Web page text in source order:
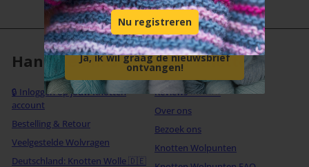
Handige links
🔒 Inloggen op jouw Knotten
account
Bestelling & Retour
Veelgestelde Wolvragen
Deutschland: Knotten Wolle 🇩🇪
Over Knotten
Reviews ⭐⭐⭐⭐⭐
Over ons
Bezoek ons
Knotten Wolpunten
E-mail Adresse
Ja, ik wil graag de nieuwsbrief
ontvangen!
Nu registreren